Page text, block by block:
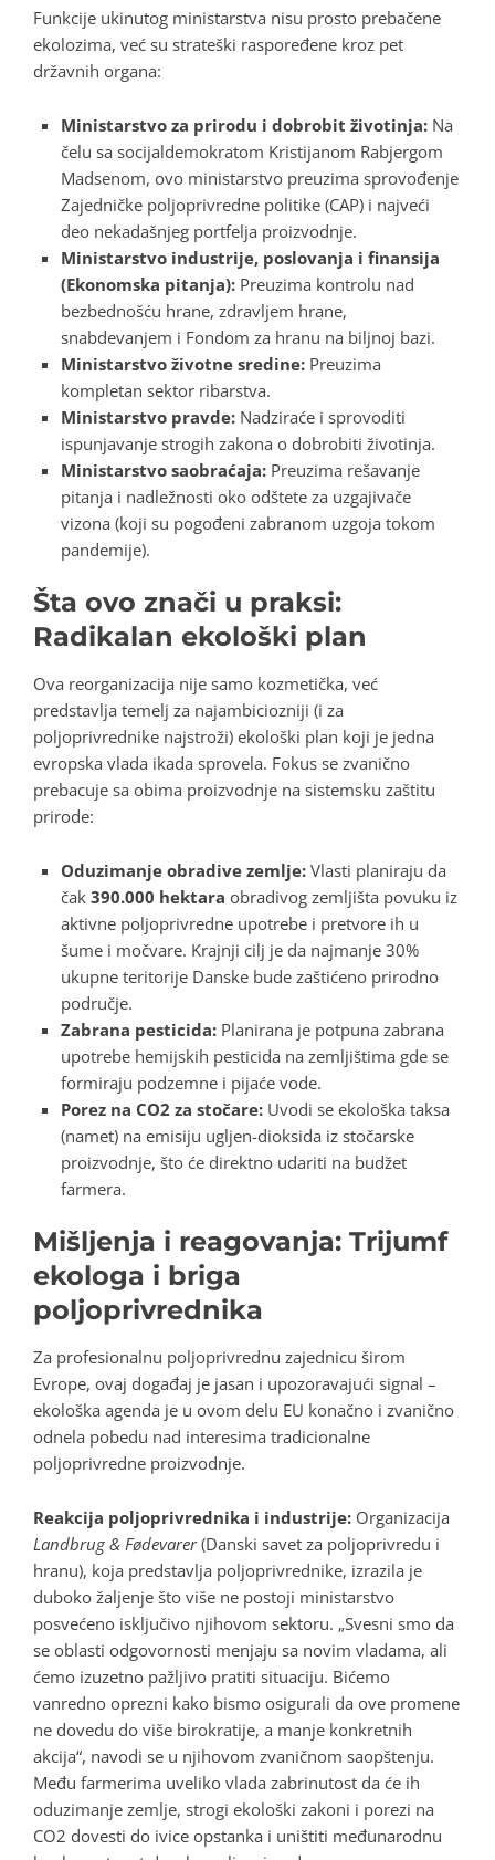
Funkcije ukinutog ministarstva nisu prosto prebačene
ekolozima, već su strateški raspoređene kroz pet
državnih organa:
Ministarstvo za prirodu i dobrobit životinja: Na
čelu sa socijaldemokratom Kristijanom Rabjergom
Madsenom, ovo ministarstvo preuzima sprovođenje
Zajedničke poljoprivredne politike (CAP) i najveći
deo nekadašnjeg portfelja proizvodnje.
Ministarstvo industrije, poslovanja i finansija
(Ekonomska pitanja): Preuzima kontrolu nad
bezbednošću hrane, zdravljem hrane,
snabdevanjem i Fondom za hranu na biljnoj bazi.
Ministarstvo životne sredine: Preuzima
kompletan sektor ribarstva.
Ministarstvo pravde: Nadziraće i sprovoditi
ispunjavanje strogih zakona o dobrobiti životinja.
Ministarstvo saobraćaja: Preuzima rešavanje
pitanja i nadležnosti oko odštete za uzgajivače
vizona (koji su pogođeni zabranom uzgoja tokom
pandemije).
Šta ovo znači u praksi:
Radikalan ekološki plan
Ova reorganizacija nije samo kozmetička, već
predstavlja temelj za najambiciozniji (i za
poljoprivrednike najstroži) ekološki plan koji je jedna
evropska vlada ikada sprovela. Fokus se zvanično
prebacuje sa obima proizvodnje na sistemsku zaštitu
prirode:
Oduzimanje obradive zemlje: Vlasti planiraju da
čak 390.000 hektara obradivog zemljišta povuku iz
aktivne poljoprivredne upotrebe i pretvore ih u
šume i močvare. Krajnji cilj je da najmanje 30%
ukupne teritorije Danske bude zaštićeno prirodno
područje.
Zabrana pesticida: Planirana je potpuna zabrana
upotrebe hemijskih pesticida na zemljištima gde se
formiraju podzemne i pijaće vode.
Porez na CO2 za stočare: Uvodi se ekološka taksa
(namet) na emisiju ugljen-dioksida iz stočarske
proizvodnje, što će direktno udariti na budžet
farmera.
Mišljenja i reagovanja: Trijumf
ekologa i briga
poljoprivrednika
Za profesionalnu poljoprivrednu zajednicu širom
Evrope, ovaj događaj je jasan i upozoravajući signal –
ekološka agenda je u ovom delu EU konačno i zvanično
odnela pobedu nad interesima tradicionalne
poljoprivredne proizvodnje.
Reakcija poljoprivrednika i industrije: Organizacija
Landbrug & Fødevarer(Danski savet za poljoprivredu i
hranu), koja predstavlja poljoprivrednike, izrazila je
duboko žaljenje što više ne postoji ministarstvo
posvećeno isključivo njihovom sektoru. „Svesni smo da
se oblasti odgovornosti menjaju sa novim vladama, ali
ćemo izuzetno pažljivo pratiti situaciju. Bićemo
vanredno oprezni kako bismo osigurali da ove promene
ne dovedu do više birokratije, a manje konkretnih
akcija“, navodi se u njihovom zvaničnom saopštenju.
Među farmerima uveliko vlada zabrinutost da će ih
oduzimanje zemlje, strogi ekološki zakoni i porezi na
CO2 dovesti do ivice opstanka i uništiti međunarodnu